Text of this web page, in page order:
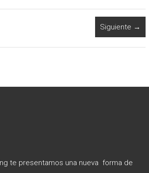
Siguiente →
te presentamos una nueva forma de